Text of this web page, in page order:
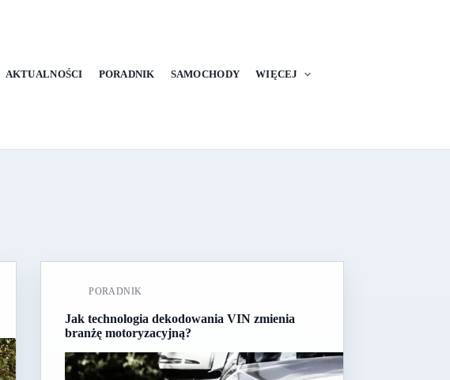
AKTUALNOŚCI PORADNIK SAMOCHODY WIĘCEJ
PORADNIK
Jak technologia dekodowania VIN zmienia
branżę motoryzacyjną?